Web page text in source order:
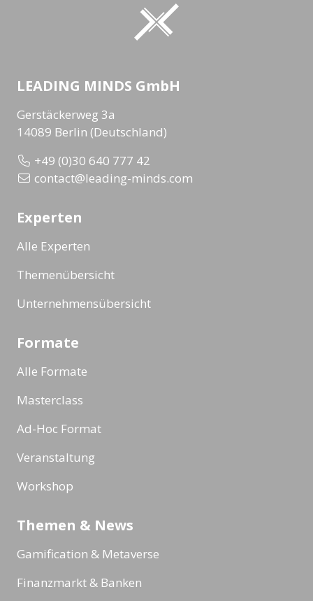
LEADING MINDS GmbH
Gerstäckerweg 3a
14089 Berlin (Deutschland)
+49 (0)30 640 777 42
contact@leading-minds.com
Experten
Alle Experten
Themenübersicht
Unternehmensübersicht
Formate
Alle Formate
Masterclass
Ad-Hoc Format
Veranstaltung
Workshop
Themen & News
Gamification & Metaverse
Finanzmarkt & Banken